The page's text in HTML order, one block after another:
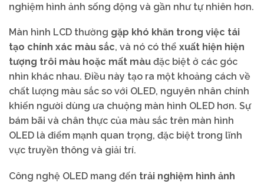
nghiệm hình ảnh sống động và gần như tự nhiên hơn.
Màn hình LCD thường gặp khó khăn trong việc tái
tạo chính xác màu sắc, và nó có thể xuất hiện hiện
tượng trôi màu hoặc mất màu đặc biệt ở các góc
nhìn khác nhau. Điều này tạo ra một khoảng cách về
chất lượng màu sắc so với OLED, nguyên nhân chính
khiến người dùng ưa chuộng màn hình OLED hơn. Sự
bám bãi và chân thực của màu sắc trên màn hình
OLED là điểm mạnh quan trọng, đặc biệt trong lĩnh
vực truyền thông và giải trí.
Công nghệ OLED mang đến trải nghiệm hình ảnh